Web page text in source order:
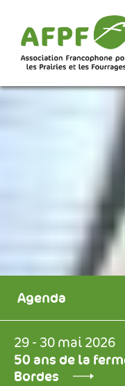
Agenda
29 - 30 mai 2026
50 ans de la
Bordes